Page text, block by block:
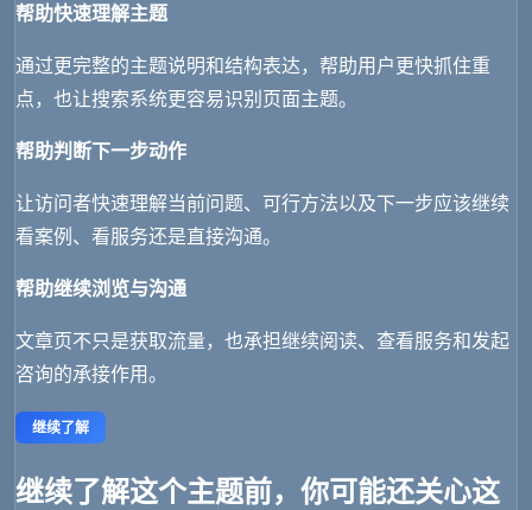
帮助快速理解主题
通过更完整的主题说明和结构表达，帮助用户更快抓住重
点，也让搜索系统更容易识别页面主题。
帮助判断下一步动作
让访问者快速理解当前问题、可行方法以及下一步应该继续
看案例、看服务还是直接沟通。
帮助继续浏览与沟通
文章页不只是获取流量，也承担继续阅读、查看服务和发起
咨询的承接作用。
继续了解
继续了解这个主题前，你可能还关心这